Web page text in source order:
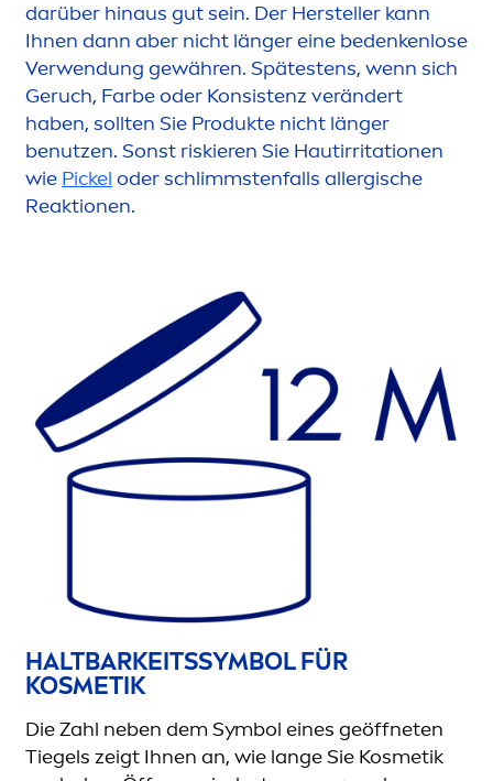
darüber hinaus gut sein. Der Hersteller kann
Ihnen dann aber nicht länger eine bedenkenlose
Verwendung gewähren. Spätestens, wenn sich
Geruch, Farbe oder Konsistenz verändert
haben, sollten Sie Produkte nicht länger
benutzen. Sonst riskieren Sie Hautirritationen
wie Pickel oder schlimmstenfalls allergische
Reaktionen.
HALTBARKEITSSYMBOL FÜR
KOSMETIK
Die Zahl neben dem Symbol eines geöffneten
Tiegels zeigt Ihnen an, wie lange Sie Kosmetik